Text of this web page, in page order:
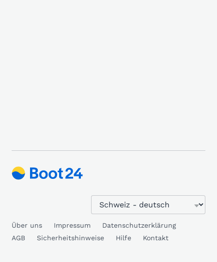
Über uns Impressum
Datenschutzerklärung
AGB
Sicherheitshinweise Hilfe Kontakt